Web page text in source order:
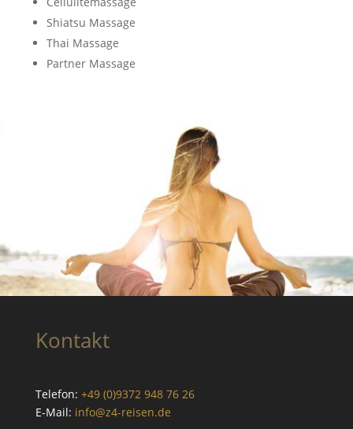
Shiatsu Massage
Thai Massage
Partner Massage
Kontakt
Telefon: +49 (0)9372 948 76 26
E-Mail: info@z4-reisen.de